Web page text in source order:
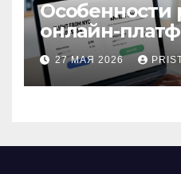
Особенности
онлайн-
поиска
билетов
27 МАЯ 2026